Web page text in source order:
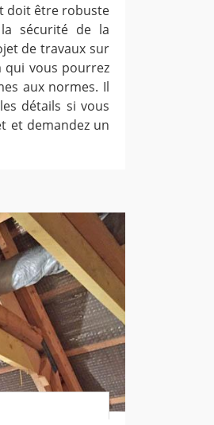
doit être robuste
sécurité de la
de travaux sur
qui vous pourrez
aux normes. Il
détails si vous
et demandez un